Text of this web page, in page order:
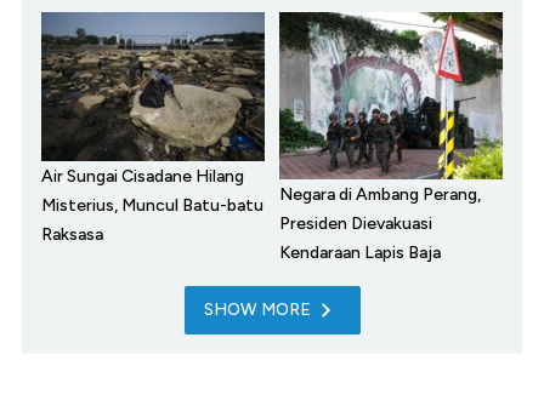
Air Sungai Cisadane Hilang
Misterius, Muncul Batu-batu
Raksasa
Negara di Ambang Perang,
Presiden Dievakuasi
Kendaraan Lapis Baja
SHOW MORE